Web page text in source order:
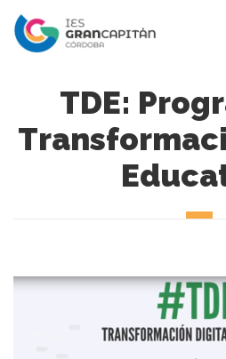
TDE: